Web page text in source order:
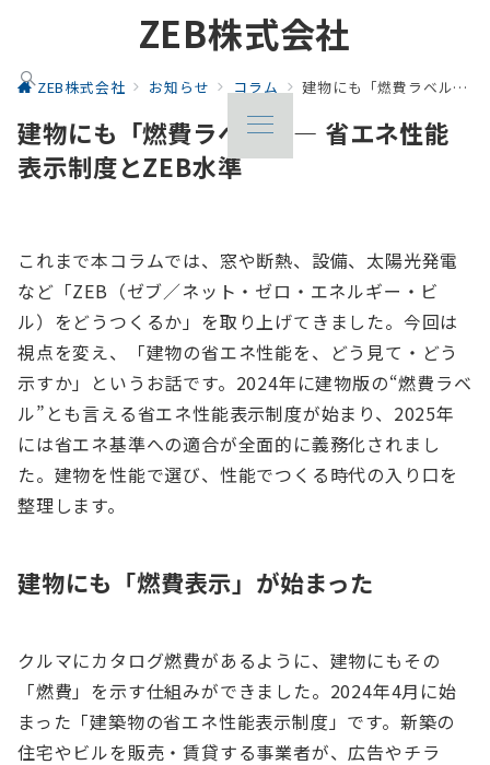
ZEB株式会社
ZEB株式会社 お知らせ コラム 建物にも「燃費ラベル」― 省エネ性能表示制度とZEB水準
建物にも「燃費ラベル」― 省エネ性能
表示制度とZEB水準
これまで本コラムでは、窓や断熱、設備、太陽光発電
など「ZEB（ゼブ／ネット・ゼロ・エネルギー・ビ
ル）をどうつくるか」を取り上げてきました。今回は
視点を変え、「建物の省エネ性能を、どう見て・どう
示すか」というお話です。2024年に建物版の“燃費ラベ
ル”とも言える省エネ性能表示制度が始まり、2025年
には省エネ基準への適合が全面的に義務化されまし
た。建物を性能で選び、性能でつくる時代の入り口を
整理します。
建物にも「燃費表示」が始まった
クルマにカタログ燃費があるように、建物にもその
「燃費」を示す仕組みができました。2024年4月に始
まった「建築物の省エネ性能表示制度」です。新築の
住宅やビルを販売・賃貸する事業者が、広告やチラ